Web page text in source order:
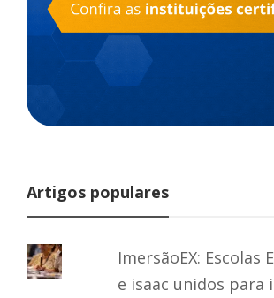
Artigos populares
ImersãoEX: Escolas
e isaac unidos para